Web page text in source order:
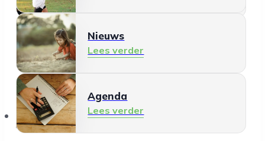
Nieuws
Lees verder
Agenda
Lees verder
Over ons